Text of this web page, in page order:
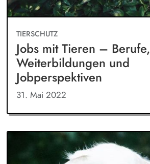
TIERSCHUTZ
Jobs mit Tieren – Berufe,
Weiterbildungen und
Jobperspektiven
31. Mai 2022